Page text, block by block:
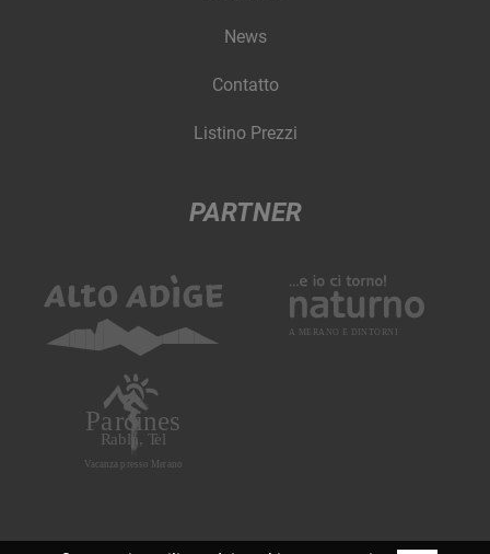
News
Contatto
Listino Prezzi
PARTNER